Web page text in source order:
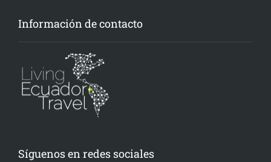
Información de contacto
Síguenos en redes sociales